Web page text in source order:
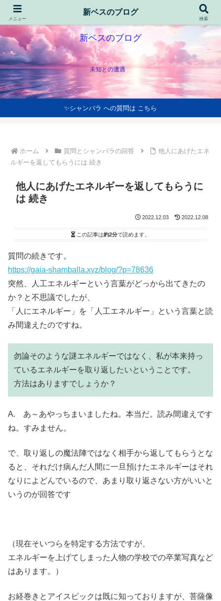
新ベスのブログ
未知との遭遇
✨シャンバラ への質問は こちら
ホーム 質問とシャンバラの回答
他人にあげたエネ
ルギーを返してもらうには 続き
他人にあげたエネルギーを返してもらうに
は 続き
2022.12.03 2022.12.08
この記事は約2分で読めます。
質問の続きです。
https://gaia-shamballa.xyz/blog/?p=78636
突然、人工エネルギーという言葉がどっから出てきたの
か？と不思議でしたが、
「人にエネルギー」を「人工エネルギー」という言葉と読
み間違えたのですね。
勿論そのような謎エネルギーではなく、私が本来持っ
ているエネルギーを取り返したいということです。
方法はありますでしょうか？
A. あ～あやっちまいましたね。本当だ。読み間違えです
ね。すみません。
で、取り返しの魔法陣ではなく相手から返してもらうとな
ると、それだけ病んだ人間に一旦預けたエネルギーはそれ
なりによどんでいるので、あまり取り返さない方がいいと
いうのが回答です
（現在そいつらを特定する方法ですが、
エネルギーを上げてしまった人物の学校での卒業写真など
はあります。）
お経巻きとアイスピックは既に知っておりますが、菩薩像
メニュー
新ベスのブログ
検索